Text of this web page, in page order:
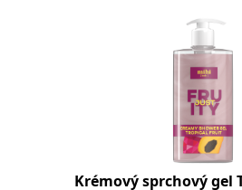
Krémový sprchový gel